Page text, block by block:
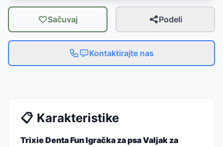
Sačuvaj Podeli
Kontaktirajte nas
📋 Karakteristike
Trixie Denta Fun Igračka za psa Valjak za